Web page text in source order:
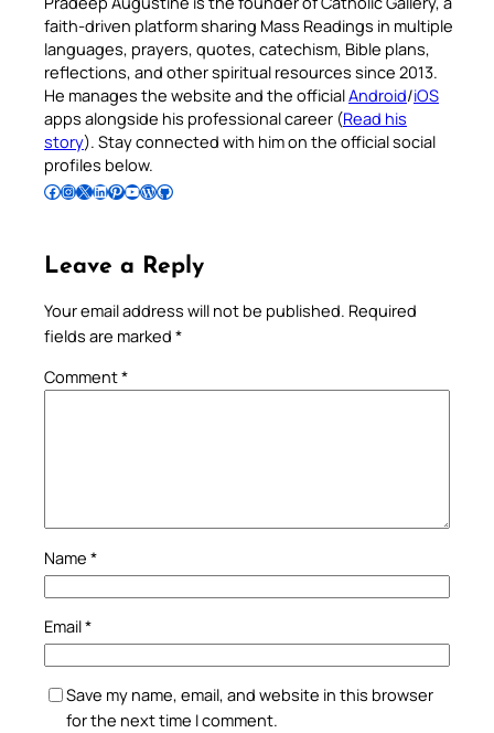
faith-driven platform sharing Mass Readings in multiple
languages, prayers, quotes, catechism, Bible plans,
reflections, and other spiritual resources since 2013.
He manages the website and the officialAndroid/iOS
apps alongside his professional career (Read his
story). Stay connected with him on the official social
profiles below.
Follow Pradeep on Facebook Follow Pradeep on InstagramFollow Pradeep on X Follow Pradeep on LinkedIn Follow Pradeep on Pinterest Subscribe to Pradeep’s Youtube Channel Follow Pradeep on WordPress Follow Pradeep on GitHub
Leave a Reply
Your email address will not be published. Required
fields are marked *
Comment*
Name *
Email*
Save my name, email, and website in this browser
for the next time I comment.